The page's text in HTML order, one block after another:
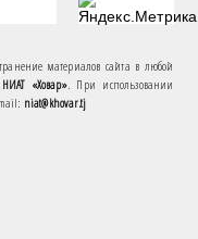
материалов сайта в любой
НИАТ «Ховар». При использовании
niat@khovar.tj